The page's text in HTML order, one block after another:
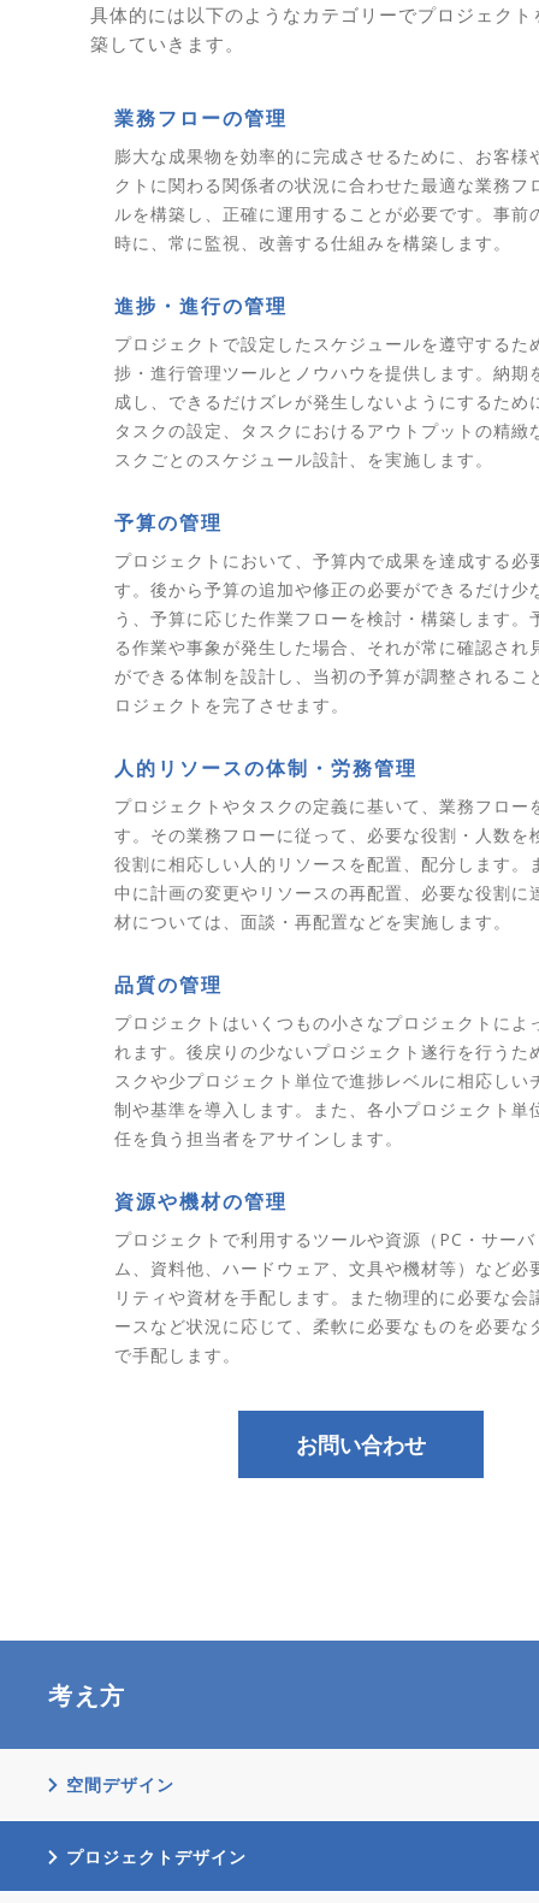
具体的には以下のようなカテゴリーでプロジェクト
築していきます。
業務フローの管理
膨大な成果物を効率的に完成させるために、お客様
クトに関わる関係者の状況に合わせた最適な業務フ
ルを構築し、正確に運用することが必要です。事前
時に、常に監視、改善する仕組みを構築します。
進捗・進行の管理
プロジェクトで設定したスケジュールを遵守するた
捗・進行管理ツールとノウハウを提供します。納期
成し、できるだけズレが発生しないようにするため
タスクの設定、タスクにおけるアウトプットの精緻
スクごとのスケジュール設計、を実施します。
予算の管理
プロジェクトにおいて、予算内で成果を達成する必
す。後から予算の追加や修正の必要ができるだけ少
う、予算に応じた作業フローを検討・構築します。
る作業や事象が発生した場合、それが常に確認され
ができる体制を設計し、当初の予算が調整されるこ
ロジェクトを完了させます。
人的リソースの体制・労務管理
プロジェクトやタスクの定義に基いて、業務フロー
す。その業務フローに従って、必要な役割・人数を
役割に相応しい人的リソースを配置、配分します。
中に計画の変更やリソースの再配置、必要な役割に
材については、面談・再配置などを実施します。
品質の管理
プロジェクトはいくつもの小さなプロジェクトによ
れます。後戻りの少ないプロジェクト遂行を行うた
スクや少プロジェクト単位で進捗レベルに相応しい
制や基準を導入します。また、各小プロジェクト単
任を負う担当者をアサインします。
資源や機材の管理
プロジェクトで利用するツールや資源（PC・サー
ム、資料他、ハードウェア、文具や機材等）など必
リティや資材を手配します。また物理的に必要な会
ースなど状況に応じて、柔軟に必要なものを必要な
で手配します。
お問い合わせ
考え方
空間デザイン
プロジェクトデザイン